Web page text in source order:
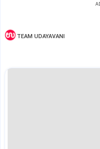
TEAM UDAYAVANI